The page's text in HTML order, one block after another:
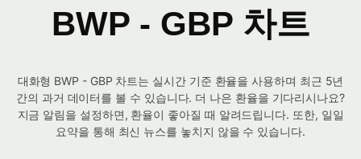
BWP - GBP 차트
대화형 BWP - GBP 차트는 실시간 기준 환율을 사용하며 최근 5년
간의 과거 데이터를 볼 수 있습니다. 더 나은 환율을 기다리시나요?
지금 알림을 설정하면, 환율이 좋아질 때 알려드립니다. 또한, 일일
요약을 통해 최신 뉴스를 놓치지 않을 수 있습니다.